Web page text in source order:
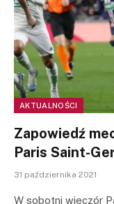
AKTUALNOŚCI
Zapowiedź
Paris Saint-
31 października 2021
W sobotni wieczór